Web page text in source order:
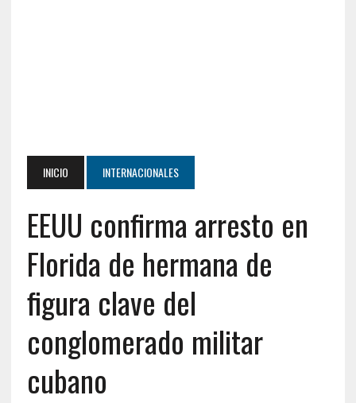
INICIO INTERNACIONALES
EEUU confirma arresto en
Florida de hermana de
figura clave del
conglomerado militar
cubano